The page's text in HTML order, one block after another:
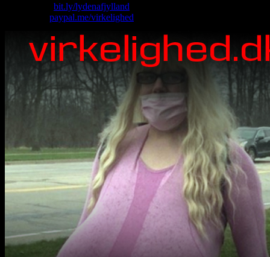
bit.ly/lydenafjylland
paypal.me/virkelighed